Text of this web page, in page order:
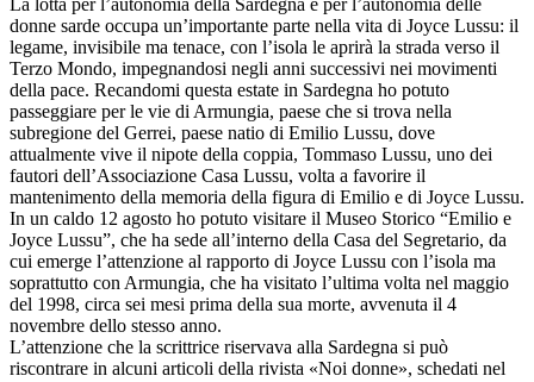
donne sarde occupa un’importante parte nella vita di Joyce Lussu: il
legame, invisibile ma tenace, con l’isola le aprirà la strada verso il
Terzo Mondo, impegnandosi negli anni successivi nei movimenti
della pace. Recandomi questa estate in Sardegna ho potuto
passeggiare per le vie di Armungia, paese che si trova nella
subregione del Gerrei, paese natio di Emilio Lussu, dove
attualmente vive il nipote della coppia, Tommaso Lussu, uno dei
fautori dell’Associazione Casa Lussu, volta a favorire il
mantenimento della memoria della figura di Emilio e di Joyce Lussu.
In un caldo 12 agosto ho potuto visitare il Museo Storico “Emilio e
Joyce Lussu”, che ha sede all’interno della Casa del Segretario, da
cui emerge l’attenzione al rapporto di Joyce Lussu con l’isola ma
soprattutto con Armungia, che ha visitato l’ultima volta nel maggio
del 1998, circa sei mesi prima della sua morte, avvenuta il 4
novembre dello stesso anno.
L’attenzione che la scrittrice riservava alla Sardegna si può
riscontrare in alcuni articoli della rivista «Noi donne», schedati nel